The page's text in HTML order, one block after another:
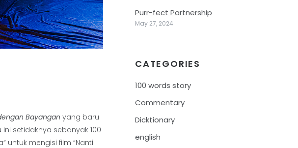
Bayangan yang baru
setidaknya sebanyak 100
untuk mengisi film “Nanti
Purr-fect Partnership
May 27, 2024
CATEGORIES
100 words story
Commentary
Dicktionary
english